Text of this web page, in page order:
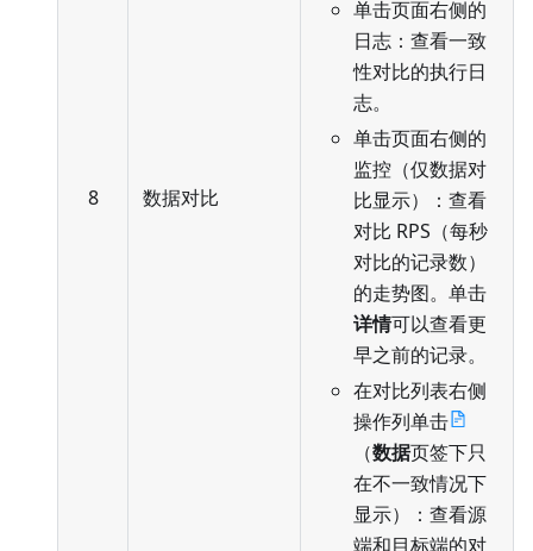
8 数据对比
单击页面右侧的
日志：查看一致
性对比的执行日
志。
单击页面右侧的
监控（仅数据对
比显示）：查看
对比 RPS（每秒
对比的记录数）
的走势图。单击
详情可以查看更
早之前的记录。
在对比列表右侧
操作列单击
（数据页签下只
在不一致情况下
显示）：查看源
端和目标端的对